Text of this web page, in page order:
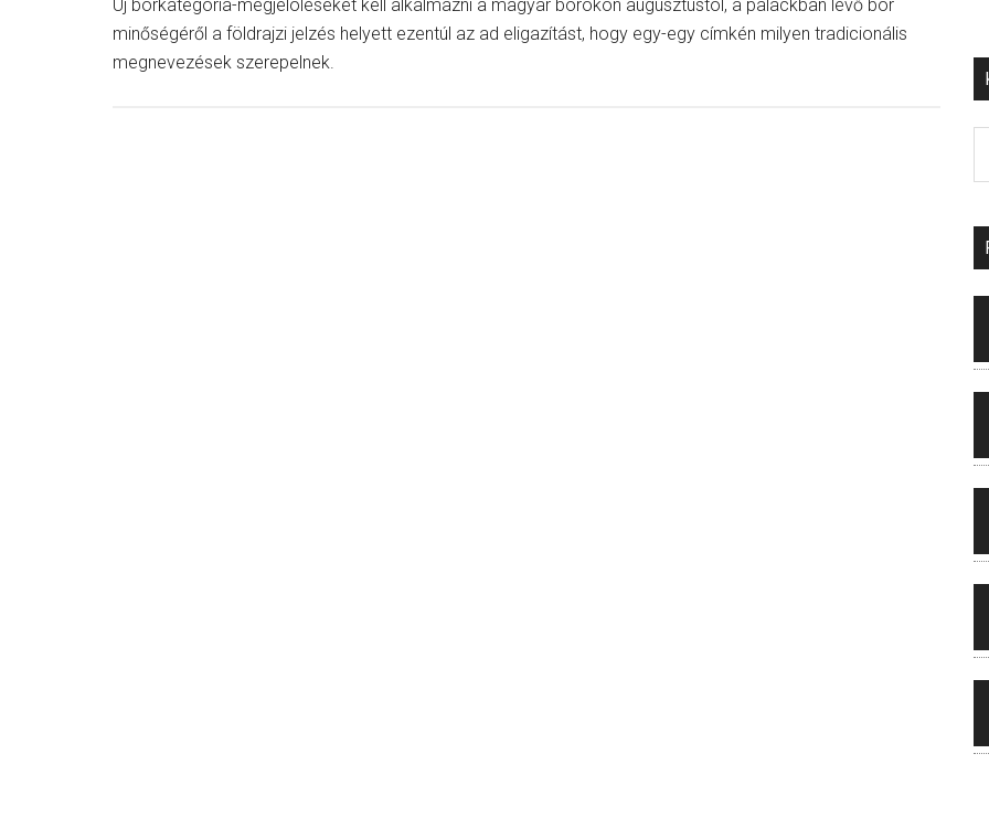
Új borkategória-megjelöléseket kell alkalmazni a magyar borokon augusztustól, a palackban lévő bor
minőségéről a földrajzi jelzés helyett ezentúl az ad eligazítást, hogy egy-egy címkén milyen tradicionális
megnevezések szerepelnek.